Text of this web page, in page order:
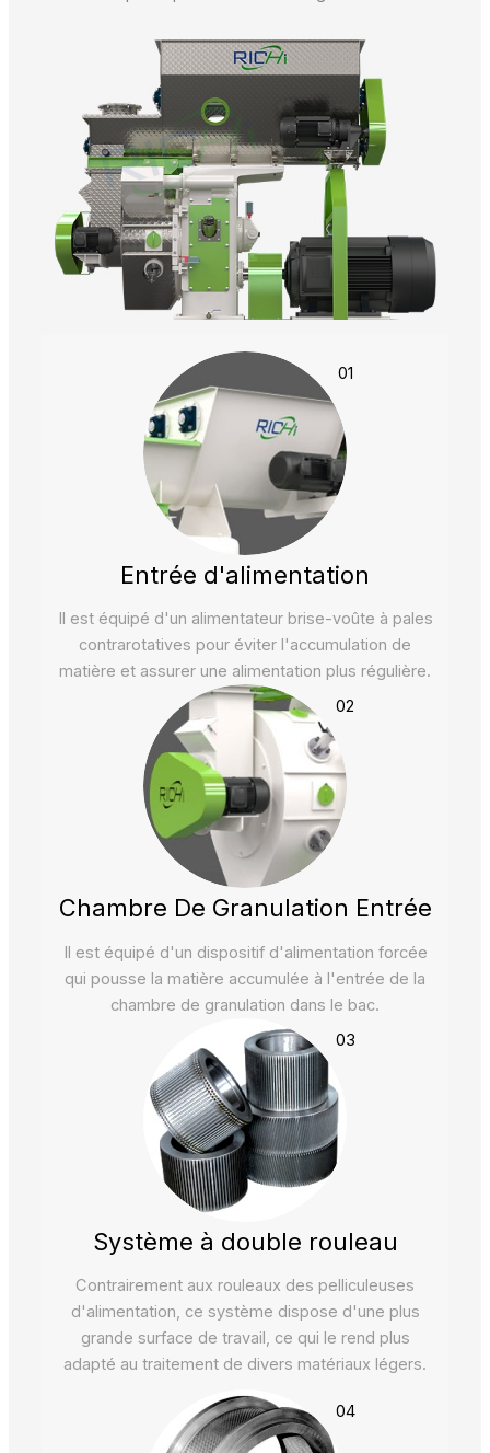
01
Entrée d'alimentation
Il est équipé d'un alimentateur brise-voûte à pales
contrarotatives pour éviter l'accumulation de
matière et assurer une alimentation plus régulière.
02
Chambre De Granulation Entrée
Il est équipé d'un dispositif d'alimentation forcée
qui pousse la matière accumulée à l'entrée de la
chambre de granulation dans le bac.
03
Système à double rouleau
Contrairement aux rouleaux des pelliculeuses
d'alimentation, ce système dispose d'une plus
grande surface de travail, ce qui le rend plus
adapté au traitement de divers matériaux légers.
04